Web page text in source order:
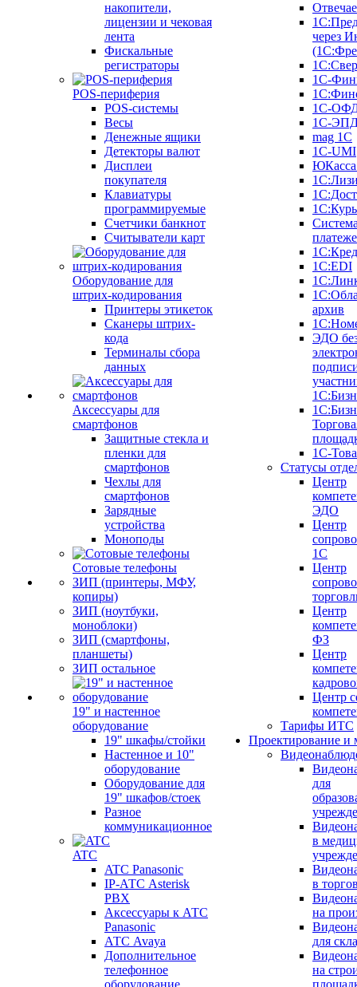
накопители,
лицензии и чековая
лента
Фискальные
регистраторы
POS-периферия
POS-системы
Весы
Денежные ящики
Детекторы валют
Дисплеи
покупателя
Клавиатуры
программируемые
Счетчики банкнот
Считыватели карт
Оборудование для
штрих-кодирования
Принтеры этикеток
Сканеры штрих-
кода
Терминалы сбора
данных
Аксессуары для
смартфонов
Защитные стекла и
пленки для
смартфонов
Чехлы для
смартфонов
Зарядные
устройства
Моноподы
Сотовые телефоны
ЗИП (принтеры, МФУ,
копиры)
ЗИП (ноутбуки,
моноблоки)
ЗИП (смартфоны,
планшеты)
ЗИП остальное
19" и настенное
оборудование
19" шкафы/стойки
Настенное и 10"
оборудование
Оборудование для
19" шкафов/стоек
Разное
коммуникационное
ATC
ATC Panasonic
IP-АТС Asterisk
PBX
Аксессуары к АТС
Panasonic
АТС Avaya
Дополнительное
телефонное
оборудование
через
1С-
1С-
1С-
mag 1C
1C-UMI
1С:EDI
архив
ЭДО
1С-
Статусы
Центр
ЭДО
Центр
1С
Центр
Центр
ФЗ
Центр
Центр
Тарифы ИТС
Проектирование и
для
в
в
на
для
на